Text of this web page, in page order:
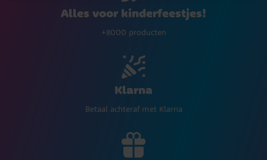
Alles voor kinderfeestjes!
+8000 producten
Klarna
Betaal achteraf met Klarna